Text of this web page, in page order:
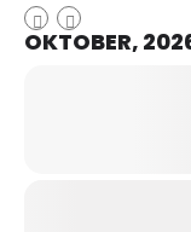
OKTOBER,